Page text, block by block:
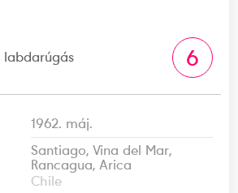
labdarúgás 6
1962. máj.
Santiago, Vina del Mar,
Rancagua, Arica
Chile